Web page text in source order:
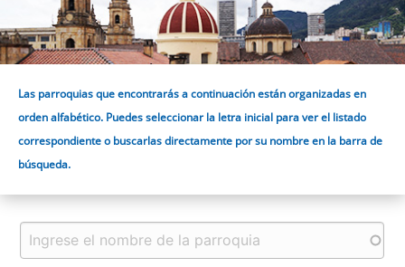
Las parroquias que encontrarás a continuación están organizadas en
orden alfabético. Puedes seleccionar la letra inicial para ver el listado
correspondiente o buscarlas directamente por su nombre en la barra de
búsqueda.